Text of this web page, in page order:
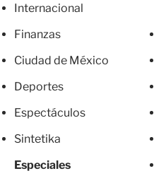
Internacional
Finanzas
Ciudad de México
Deportes
Espectáculos
Sintetika
Especiales